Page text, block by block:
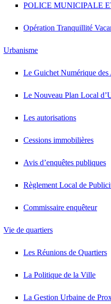
POLICE MUNICIPALE
Opération Tranquillité
Urbanisme
Le Guichet Numérique
Le Nouveau Plan Local
Les autorisations
Cessions immobilières
Avis d’enquêtes publiques
Règlement Local de
Commissaire enquêteur
Vie de quartiers
Les Réunions de Quartiers
La Politique de la Ville
La Gestion Urbaine de